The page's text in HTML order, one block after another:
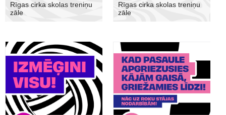
Rīgas cirka skolas treniņu
zāle
Rīgas cirka skolas treniņu
zāle